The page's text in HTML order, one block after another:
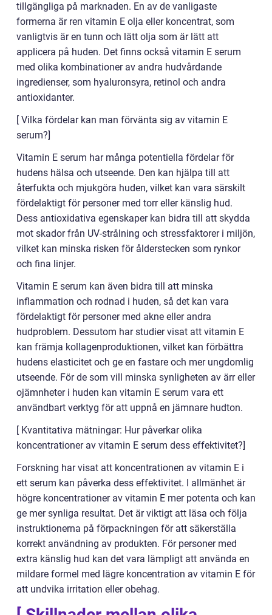
tillgängliga på marknaden. En av de vanligaste
formerna är ren vitamin E olja eller koncentrat, som
vanligtvis är en tunn och lätt olja som är lätt att
applicera på huden. Det finns också vitamin E serum
med olika kombinationer av andra hudvårdande
ingredienser, som hyaluronsyra, retinol och andra
antioxidanter.
[ Vilka fördelar kan man förvänta sig av vitamin E
serum?]
Vitamin E serum har många potentiella fördelar för
hudens hälsa och utseende. Den kan hjälpa till att
återfukta och mjukgöra huden, vilket kan vara särskilt
fördelaktigt för personer med torr eller känslig hud.
Dess antioxidativa egenskaper kan bidra till att skydda
mot skador från UV-strålning och stressfaktorer i miljön,
vilket kan minska risken för ålderstecken som rynkor
och fina linjer.
Vitamin E serum kan även bidra till att minska
inflammation och rodnad i huden, så det kan vara
fördelaktigt för personer med akne eller andra
hudproblem. Dessutom har studier visat att vitamin E
kan främja kollagenproduktionen, vilket kan förbättra
hudens elasticitet och ge en fastare och mer ungdomlig
utseende. För de som vill minska synligheten av ärr eller
ojämnheter i huden kan vitamin E serum vara ett
användbart verktyg för att uppnå en jämnare hudton.
[ Kvantitativa mätningar: Hur påverkar olika
koncentrationer av vitamin E serum dess effektivitet?]
Forskning har visat att koncentrationen av vitamin E i
ett serum kan påverka dess effektivitet. I allmänhet är
högre koncentrationer av vitamin E mer potenta och kan
ge mer synliga resultat. Det är viktigt att läsa och följa
instruktionerna på förpackningen för att säkerställa
korrekt användning av produkten. För personer med
extra känslig hud kan det vara lämpligt att använda en
mildare formel med lägre koncentration av vitamin E för
att undvika irritation eller obehag.